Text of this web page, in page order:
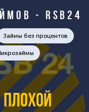
- RSB24
Займы без процентов